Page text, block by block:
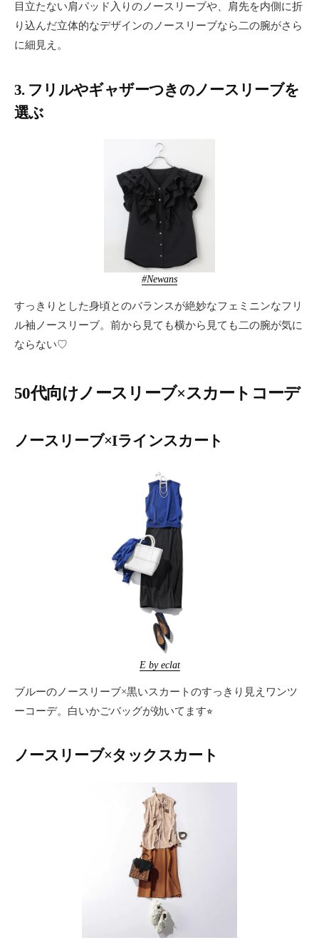
目立たない肩パッド入りのノースリーブや、肩先を内側に折
り込んだ立体的なデザインのノースリーブなら二の腕がさら
に細見え。
3. フリルやギャザーつきのノースリーブを
選ぶ
#Newans
すっきりとした身頃とのバランスが絶妙なフェミニンなフリ
ル袖ノースリーブ。前から見ても横から見ても二の腕が気に
ならない♡
50代向けノースリーブ×スカートコーデ
ノースリーブ×Iラインスカート
E by eclat
ブルーのノースリーブ×黒いスカートのすっきり見えワンツ
ーコーデ。白いかごバッグが効いてます⭐︎
ノースリーブ×タックスカート